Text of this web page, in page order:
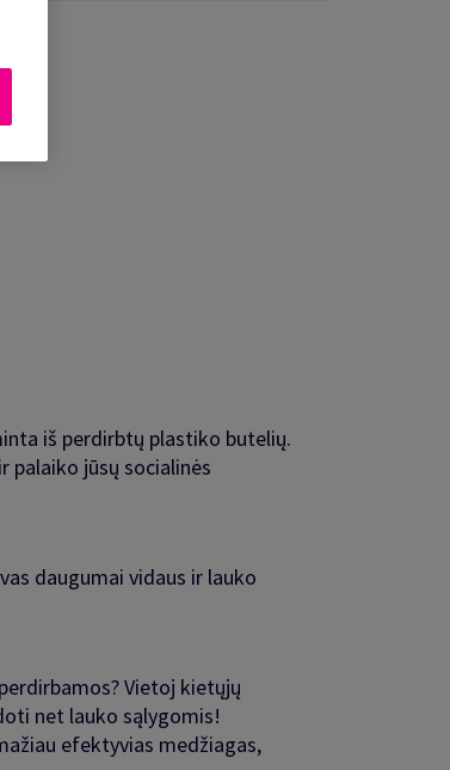
iš perdirbtų plastiko butelių.
palaiko jūsų socialinės
daugumai vidaus ir lauko
Vietoj kietųjų
net lauko sąlygomis!
efektyvias medžiagas,